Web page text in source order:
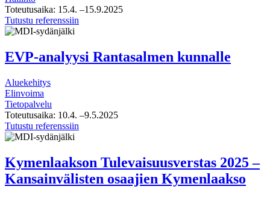
Toteutusaika: 15.4. –15.9.2025
Tutustu referenssiin
Suomen
ELYlle
EVP-analyysi Rantasalmen kunnalle
Aluekehitys
Elinvoima
Tietopalvelu
Toteutusaika: 10.4. –9.5.2025
Tutustu referenssiin
kunnalle
Kymenlaakson Tulevaisuusverstas 2025 –
Kansainvälisten osaajien Kymenlaakso